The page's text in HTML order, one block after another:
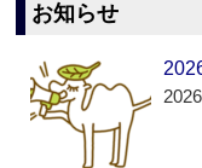
お知らせ